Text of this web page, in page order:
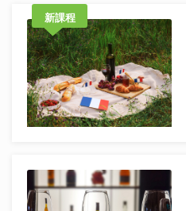
新課程